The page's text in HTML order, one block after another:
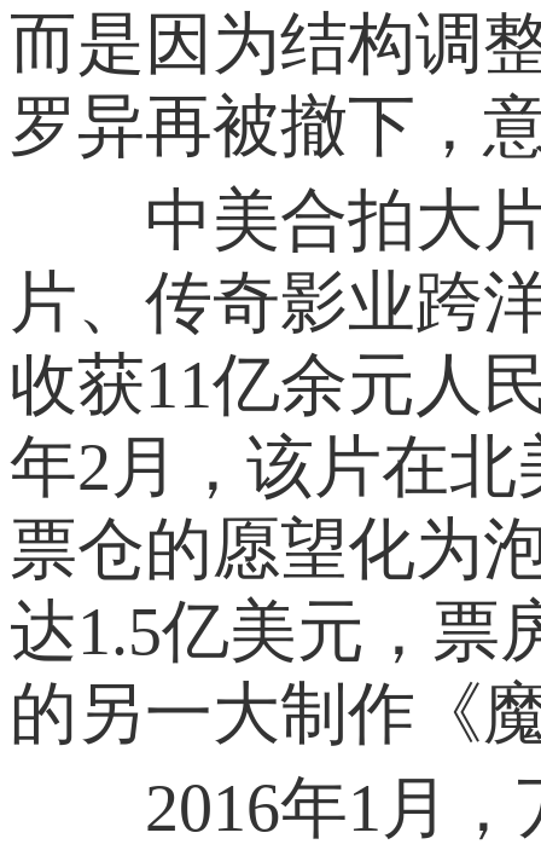
而是因为结构调
罗异再被撤下，
中美合拍大片
片、传奇影业跨
收获11亿余元人
年2月，该片在
票仓的愿望化为
达1.5亿美元，票
的另一大制作《
2016年1月，